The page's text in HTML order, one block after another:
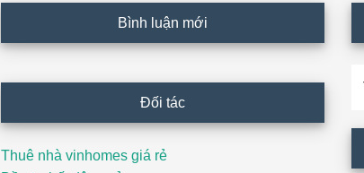
Bình luận mới
Đối tác
Thuê nhà vinhomes giá rẻ